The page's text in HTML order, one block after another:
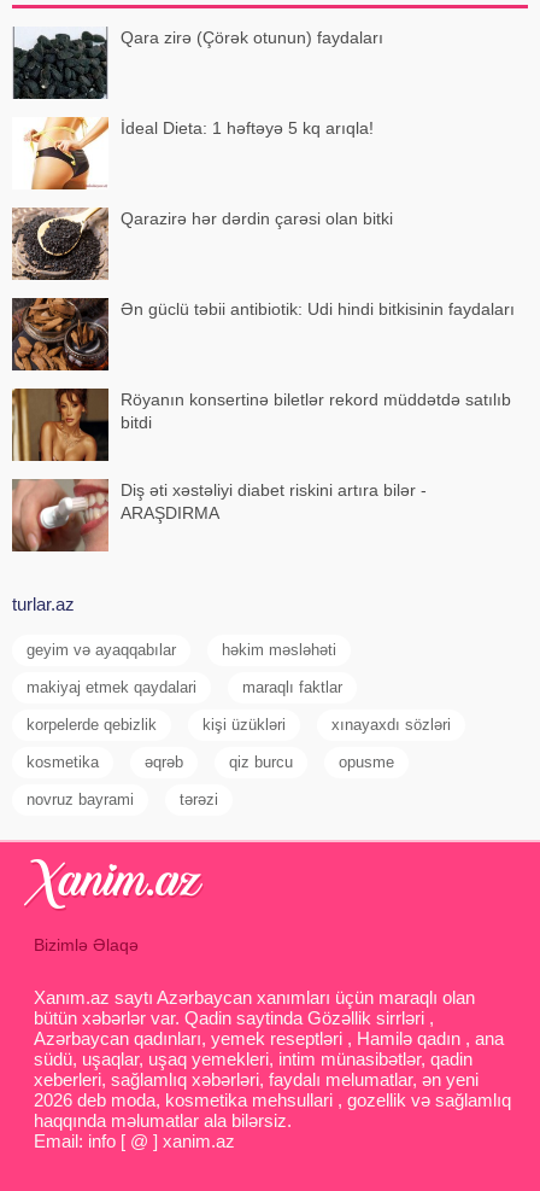
Qara zirə (Çörək otunun) faydaları
İdeal Dieta: 1 həftəyə 5 kq arıqla!
Qarazirə hər dərdin çarəsi olan bitki
Ən güclü təbii antibiotik: Udi hindi bitkisinin faydaları
Röyanın konsertinə biletlər rekord müddətdə satılıb
bitdi
Diş əti xəstəliyi diabet riskini artıra bilər -
ARAŞDIRMA
turlar.az
geyim və ayaqqabılar həkim məsləhəti
makiyaj etmek qaydalari maraqlı faktlar
korpelerde qebizlik kişi üzükləri xınayaxdı sözləri
kosmetika əqrəb qiz burcu opusme
novruz bayrami tərəzi
Bizimlə Əlaqə
Xanım.az saytı Azərbaycan xanımları üçün maraqlı olan
bütün xəbərlər var. Qadin saytinda Gözəllik sirrləri ,
Azərbaycan qadınları, yemek reseptləri , Hamilə qadın , ana
südü, uşaqlar, uşaq yemekleri, intim münasibətlər, qadin
xeberleri, sağlamlıq xəbərləri, faydalı melumatlar, ən yeni
2026 deb moda, kosmetika mehsullari , gozellik və sağlamlıq
haqqında məlumatlar ala bilərsiz.
Email: info [ @ ] xanim.az